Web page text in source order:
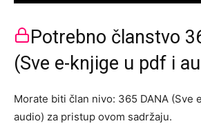
Potrebno članstvo
(Sve e-knjige u pdf i
Morate biti član nivo: 365 DANA (Sve
audio) za pristup ovom sadržaju.